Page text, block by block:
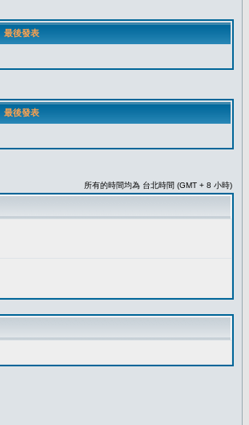
最後發表
最後發表
所有的時間均為 台北時間 (GMT + 8 小時)